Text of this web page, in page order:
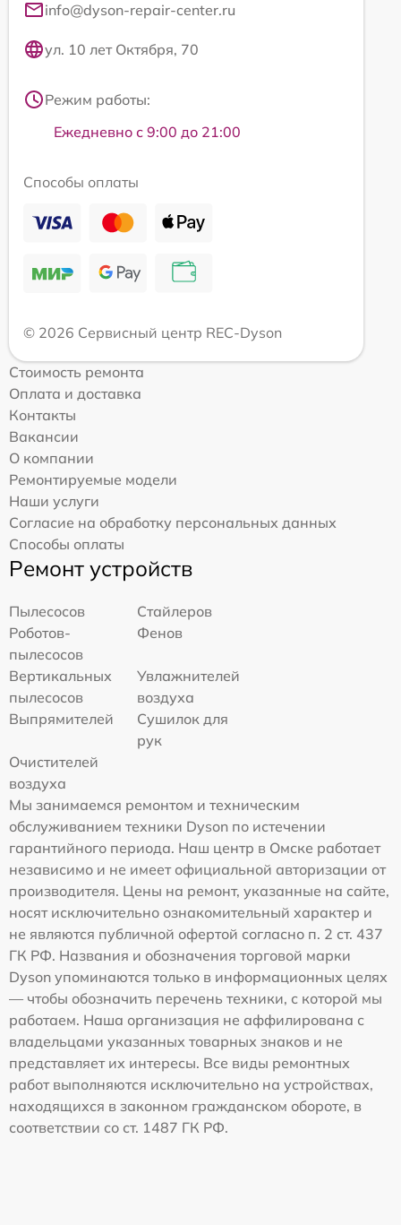
info@dyson-repair-center.ru
ул. 10 лет Октября, 70
Режим работы:
Ежедневно с 9:00 до 21:00
Способы оплаты
© 2026 Сервисный центр REC-Dyson
Стоимость ремонта
Оплата и доставка
Контакты
Вакансии
О компании
Ремонтируемые модели
Наши услуги
Согласие на обработку персональных данных
Способы оплаты
Ремонт устройств
Пылесосов
Стайлеров
Роботов-
пылесосов
Фенов
Вертикальных
пылесосов
Увлажнителей
воздуха
Выпрямителей
Сушилок для
рук
Очистителей
воздуха
Мы занимаемся ремонтом и техническим
обслуживанием техники Dyson по истечении
гарантийного периода. Наш центр в Омске работает
независимо и не имеет официальной авторизации от
производителя. Цены на ремонт, указанные на сайте,
носят исключительно ознакомительный характер и
не являются публичной офертой согласно п. 2 ст. 437
ГК РФ. Названия и обозначения торговой марки
Dyson упоминаются только в информационных целях
— чтобы обозначить перечень техники, с которой мы
работаем. Наша организация не аффилирована с
владельцами указанных товарных знаков и не
представляет их интересы. Все виды ремонтных
работ выполняются исключительно на устройствах,
находящихся в законном гражданском обороте, в
соответствии со ст. 1487 ГК РФ.